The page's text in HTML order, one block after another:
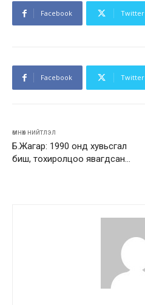
Facebook Twitter
Facebook Twitter
өмнөх нийтлэл
Б.Жагар: 1990 онд хувьсгал
биш, тохиролцоо явагдсан…